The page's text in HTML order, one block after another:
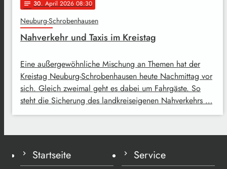
notes 30. April 2026 08:30
Neuburg-Schrobenhausen
Nahverkehr und Taxis im Kreistag
Eine außergewöhnliche Mischung an Themen hat der
Kreistag Neuburg-Schrobenhausen heute Nachmittag vor
sich. Gleich zweimal geht es dabei um Fahrgäste. So
steht die Sicherung des landkreiseigenen Nahverkehrs …
Startseite Service